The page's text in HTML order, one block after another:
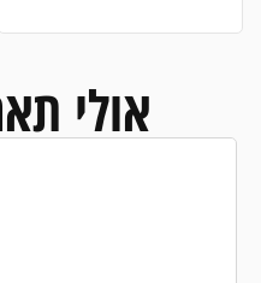
אולי